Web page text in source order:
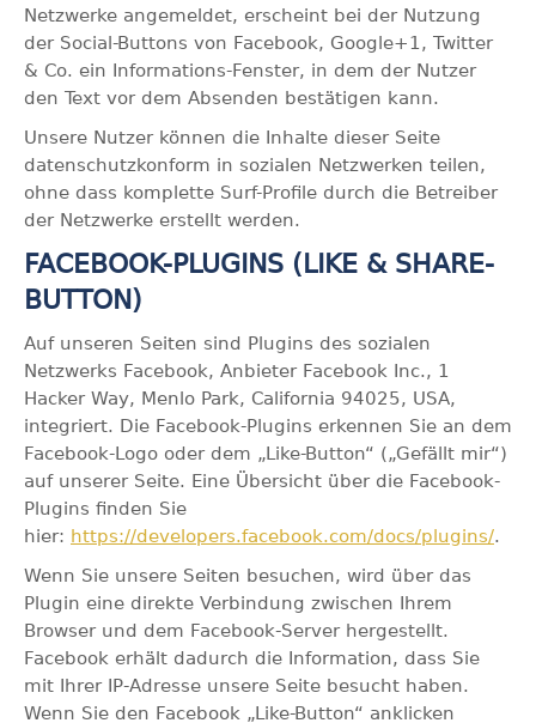
Netzwerke angemeldet, erscheint bei der Nutzung
der Social-Buttons von Facebook, Google+1, Twitter
& Co. ein Informations-Fenster, in dem der Nutzer
den Text vor dem Absenden bestätigen kann.
Unsere Nutzer können die Inhalte dieser Seite
datenschutzkonform in sozialen Netzwerken teilen,
ohne dass komplette Surf-Profile durch die Betreiber
der Netzwerke erstellt werden.
FACEBOOK-PLUGINS (LIKE & SHARE-
BUTTON)
Auf unseren Seiten sind Plugins des sozialen
Netzwerks Facebook, Anbieter Facebook Inc., 1
Hacker Way, Menlo Park, California 94025, USA,
integriert. Die Facebook-Plugins erkennen Sie an dem
Facebook-Logo oder dem „Like-Button“ („Gefällt mir“)
auf unserer Seite. Eine Übersicht über die Facebook-
Plugins finden Sie
hier: https://developers.facebook.com/docs/plugins/.
Wenn Sie unsere Seiten besuchen, wird über das
Plugin eine direkte Verbindung zwischen Ihrem
Browser und dem Facebook-Server hergestellt.
Facebook erhält dadurch die Information, dass Sie
mit Ihrer IP-Adresse unsere Seite besucht haben.
Wenn Sie den Facebook „Like-Button“ anklicken